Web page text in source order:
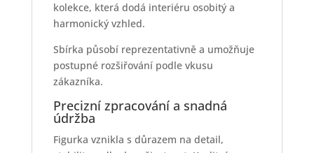
kolekce, která dodá interiéru osobitý a
harmonický vzhled.
Sbírka působí reprezentativně a umožňuje
postupné rozšiřování podle vkusu
zákazníka.
Precizní zpracování a snadná
údržba
Figurka vznikla s důrazem na detail,